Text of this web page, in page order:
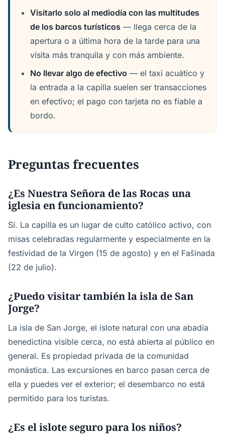
Visitarlo solo al mediodía con las multitudes
de los barcos turísticos — llega cerca de la
apertura o a última hora de la tarde para una
visita más tranquila y con más ambiente.
No llevar algo de efectivo — el taxi acuático y
la entrada a la capilla suelen ser transacciones
en efectivo; el pago con tarjeta no es fiable a
bordo.
Preguntas frecuentes
¿Es Nuestra Señora de las Rocas una
iglesia en funcionamiento?
Sí. La capilla es un lugar de culto católico activo, con
misas celebradas regularmente y especialmente en la
festividad de la Virgen (15 de agosto) y en el Fašinada
(22 de julio).
¿Puedo visitar también la isla de San
Jorge?
La isla de San Jorge, el islote natural con una abadía
benedictina visible cerca, no está abierta al público en
general. Es propiedad privada de la comunidad
monástica. Las excursiones en barco pasan cerca de
ella y puedes ver el exterior; el desembarco no está
permitido para los turistas.
¿Es el islote seguro para los niños?